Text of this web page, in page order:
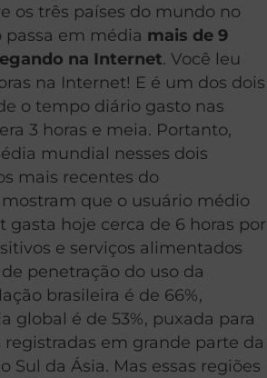
os três países do mundo no
em média mais de 9
na Internet. Você leu
na Internet! E é um dos dois
o tempo diário gasto nas
3 horas e meia. Portanto,
mundial nesses dois
mais recentes do
mostram que o usuário médio
gasta hoje cerca de 6 horas por
e serviços alimentados
penetração do uso da
brasileira é de 66%,
global é de 53%, puxada para
registradas em grande parte da
Sul da Ásia. Mas essas regiões